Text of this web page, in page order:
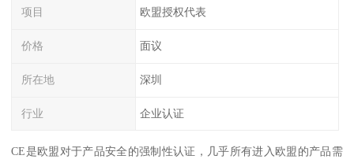
项目 欧盟授权代表
价格 面议
所在地 深圳
行业 企业认证
CE是欧盟对于产品安全的强制性认证，几乎所有进入欧盟的产品需